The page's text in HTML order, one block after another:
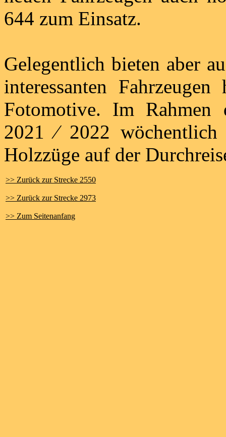
644 zum Einsatz.
Gelegentlich bieten aber
interessanten
Fotomotive. Im Rahmen
2021 ⁄ 2022 wöchentlich
Holzzüge auf der
>> Zurück zur Strecke 2550
>> Zurück zur Strecke 2973
>> Zum Seitenanfang